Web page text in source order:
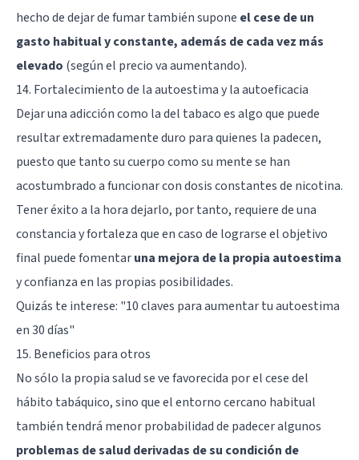
hecho de dejar de fumar también supone el cese de un
gasto habitual y constante, además de cada vez más
elevado (según el precio va aumentando).
14. Fortalecimiento de la autoestima y la autoeficacia
Dejar una adicción como la del tabaco es algo que puede
resultar extremadamente duro para quienes la padecen,
puesto que tanto su cuerpo como su mente se han
acostumbrado a funcionar con dosis constantes de nicotina.
Tener éxito a la hora dejarlo, por tanto, requiere de una
constancia y fortaleza que en caso de lograrse el objetivo
final puede fomentaruna mejora de la propia autoestima
y confianza en las propias posibilidades.
Quizás te interese: "10 claves para aumentar tu autoestima
en 30 días"
15. Beneficios para otros
No sólo la propia salud se ve favorecida por el cese del
hábito tabáquico, sino que el entorno cercano habitual
también tendrá menor probabilidad de padecer algunos
problemas de salud derivadas de su condición de